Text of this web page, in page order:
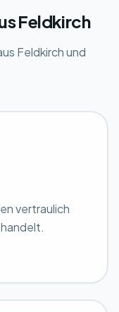
Feldkirch
Feldkirch und
vertraulich